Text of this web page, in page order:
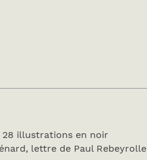
illustrations en noir
lettre de Paul Rebeyrolle